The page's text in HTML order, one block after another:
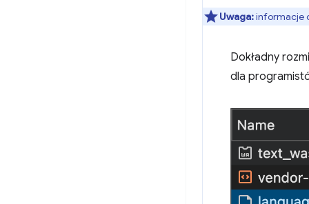
Uwaga:informacje
Dokładny
dla